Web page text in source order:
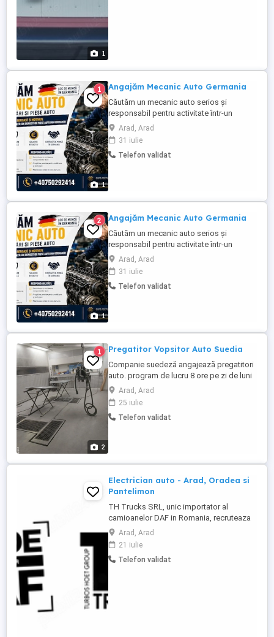
1
1
1 Angajăm Mecanic Auto Germania
Căutăm un mecanic auto serios și
responsabil pentru activitate într-un
depozit de piese auto din Germania.
Responsabilități: - Demontarea și
verificarea componentelor auto. -
Pregătirea pieselor pentru reutilizare și
Arad, Arad
31 iulie
Telefon validat
1
2 Angajăm Mecanic Auto Germania
Căutăm un mecanic auto serios și
responsabil pentru activitate într-un
depozit de piese auto din Germania.
Responsabilități: - Demontarea și
verificarea componentelor auto. -
Pregătirea pieselor pentru reutilizare și
Arad, Arad
31 iulie
Telefon validat
2
1 Pregatitor Vopsitor Auto Suedia
Companie suedeză angajează pregatitori
auto. program de lucru 8 ore pe zi de luni
până vineri. Contract de muncă suedez
direct cu patronul fără intermediar. salar
brut 35000 coroane suedeze din care
ramâi cu 27500 net dupa taxe (impozit
Arad, Arad
25 iulie
Telefon validat
Electrician auto - Arad, Oradea si
Pantelimon
TH Trucks SRL, unic importator al
camioanelor DAF in Romania, recruteaza
Electrician auto pentru echipa din Arad,
Oradea si Pantelimon. Cerinte: Certificat de
calificare in meseria de electrician auto;
Minimum 3 ani experienta in reparatii
Arad, Arad
21 iulie
Telefon validat